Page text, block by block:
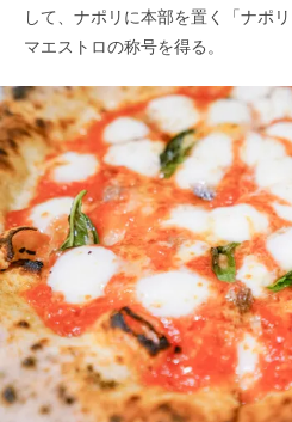
して、ナポリに本部を置く「ナポ
マエストロの称号を得る。